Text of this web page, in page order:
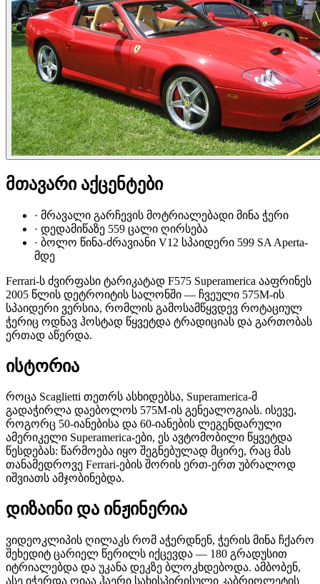
მთავარი აქცენტები
· მრავალი გარჩევის მოტრიალებადი მინა ჭერი
· დედამიწაზე 559 ცალი ღირსება
· ბოლო წინა-ძრავიანი V12 სპაიდერი 599 SA Aperta-
მდე
Ferrari-ს ძვირფასი ტარიკატად F575 Superamerica ააფრინეს
2005 წლის დეტროიტის სალონში — ჩვეული 575M-ის
სპაიდერი ვერსია, რომლის გამოსამწყვდევ როტაციულ
ჭერიც ოდნავ ჰოსტად წყვეტდა ტრადიციას და გართობას
ერთად აწერდა.
ისტორია
როცა Scaglietti თეთრს ასხიდებსა, Superamerica-მ
გადაჭირლა დაებოლოს 575M-ის გენეალოგიას. ისევე,
როგორც 50-იანებისა და 60-იანების ლეგენდარული
ამერიკელი Superamerica-ები, ეს ავტომობილი წყვეტდა
წესდებას: წარმოება იყო შეგნებულად მცირე, რაც მას
თანამედროვე Ferrari-ების შორის ერთ-ერთ უბრალოდ
იშვიათს ამჯობინებდა.
დიზაინი და ინჟინერია
ვიდეოკლიპის ღილაკს რომ აჭერდნენ, ჭერის მინა ჩქარო
შეხედიტ ცარიელ წერილს იქცევდა — 180 გრადუსით
იტრიალებდა და უკანა დეკზე ბლოკხდებოდა. ამბობენ,
ასე იჭერდა ღიაა ჰაერი სახისპირისული კაბრიოლეტის